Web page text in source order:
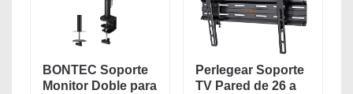
BONTEC Soporte
Monitor Doble para
Perlegear Soporte
TV Pared de 26 a